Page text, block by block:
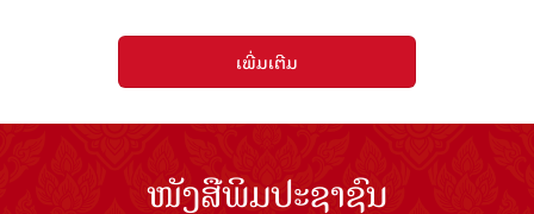
ເພີ່ມເຕີມ
ໜັງສືພິມປະຊາຊົນ